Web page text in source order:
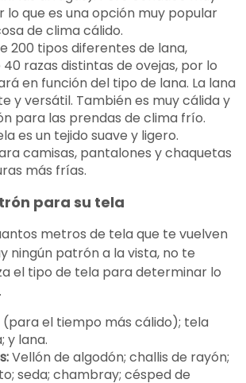
lo que es una opción muy popular
de clima cálido.
200 tipos diferentes de lana,
razas distintas de ovejas, por lo
en función del tipo de lana. La lana
y versátil. También es muy cálida y
para las prendas de clima frío.
es un tejido suave y ligero.
camisas, pantalones y chaquetas
más frías.
para su tela
metros de tela que te vuelven
ningún patrón a la vista, no te
el tipo de tela para determinar lo
(para el tiempo más cálido); tela
y lana.
Vellón de algodón; challis de rayón;
seda; chambray; césped de